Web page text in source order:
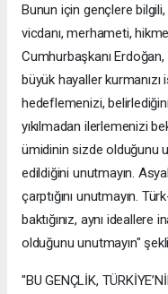
Bunun için gençlere
vicdanı, merhameti,
Cumhurbaşkanı
büyük hayaller kurmanızı
hedeflemenizi,
yıkılmadan ilerlemenizi
ümidinin sizde olduğunu
edildiğini unutmayın.
çarptığını unutmayın.
baktığınız, aynı ideallere
olduğunu unutmayın"
"BU GENÇLİK,